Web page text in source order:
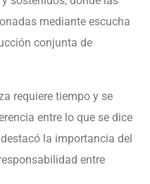
mediante escucha
conjunta de
requiere tiempo y se
entre lo que se dice
la importancia del
entre